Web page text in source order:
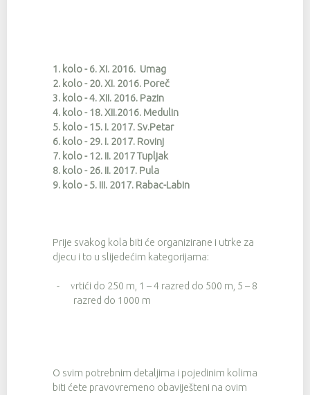
1. kolo - 6. XI. 2016. Umag
2. kolo - 20. XI. 2016. Poreč
3. kolo - 4. XII. 2016. Pazin
4. kolo - 18. XII.2016. Medulin
5. kolo - 15. I. 2017. Sv.Petar
6. kolo - 29. I. 2017. Rovinj
7. kolo - 12. II. 2017 Tupljak
8. kolo - 26. II. 2017. Pula
9. kolo - 5. III. 2017. Rabac-Labin
Prije svakog kola biti će organizirane i utrke za
djecu i to u slijedećim kategorijama:
- V rtići do 250 m, 1 – 4 razred do 500 m, 5 – 8
razred do 1000 m
O svim potrebnim detaljima i pojedinim kolima
biti ćete pravovremeno obaviješteni na ovim